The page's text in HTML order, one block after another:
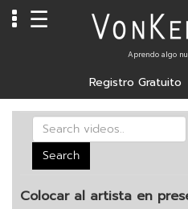
Cursos
Carreras
Costos
☰
Aprendo algo
Registro Gratuito
Search
Colocar al artista en